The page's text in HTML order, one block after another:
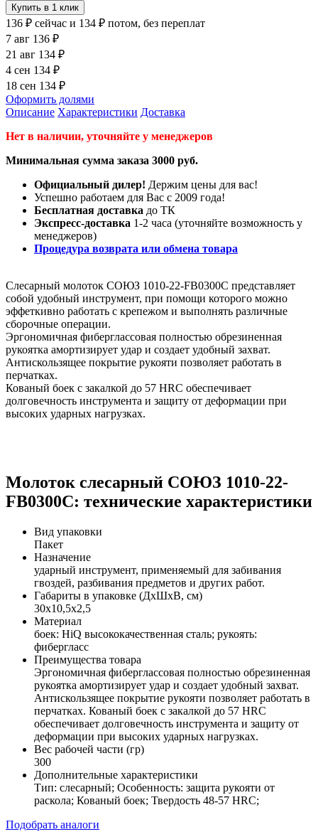
Купить в 1 клик
136 ₽ сейчас и 134 ₽ потом, без переплат
7 авг 136 ₽
21 авг 134 ₽
4 сен 134 ₽
18 сен 134 ₽
Оформить долями
Описание Характеристики Доставка
Нет в наличии, уточняйте у менеджеров
Минимальная сумма заказа 3000 руб.
Официальный дилер! Держим цены для вас!
Успешно работаем для Вас с 2009 года!
Бесплатная доставка до ТК
Экспресс-доставка 1-2 часа (уточняйте возможность у
менеджеров)
Процедура возврата или обмена товара
Слесарный молоток СОЮЗ 1010-22-FB0300C представляет
собой удобный инструмент, при помощи которого можно
эффеткивно работать с крепежом и выполнять различные
сборочные операции.
Эргономичная фиберглассовая полностью обрезиненная
рукоятка амортизирует удар и создает удобный захват.
Антискользящее покрытие рукояти позволяет работать в
перчатках.
Кованый боек с закалкой до 57 HRC обеспечивает
долговечность инструмента и защиту от деформации при
высоких ударных нагрузках.
Молоток слесарный СОЮЗ 1010-22-
FB0300C: технические характеристики
Вид упаковки
Пакет
Назначение
ударный инструмент, применяемый для забивания
гвоздей, разбивания предметов и других работ.
Габариты в упаковке (ДхШхВ, см)
30x10,5x2,5
Материал
боек: HiQ высококачественная сталь; рукоять:
фибергласс
Преимущества товара
Эргономичная фиберглассовая полностью обрезиненная
рукоятка амортизирует удар и создает удобный захват.
Антискользящее покрытие рукояти позволяет работать в
перчатках. Кованый боек с закалкой до 57 HRC
обеспечивает долговечность инструмента и защиту от
деформации при высоких ударных нагрузках.
Вес рабочей части (гр)
300
Дополнительные характеристики
Тип: слесарный; Особенность: защита рукояти от
раскола; Кованый боек; Твердость 48-57 HRC;
Подобрать аналоги